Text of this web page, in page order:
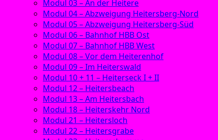
Modul 03 – An der Heitere
Modul 04 – Abzweigung Heitersberg-Nord
Modul 05 – Abzweigung Heitersberg-Süd
Modul 06 – Bahnhof HBB Ost
Modul 07 – Bahnhof HBB West
Modul 08 – Vor dem Heiterenhof
Modul 09 – Im Heiterswald
Modul 10 + 11 – Heiterseck I + II
Modul 12 – Heitersbeach
Modul 13 – Am Heitersbach
Modul 18 – Heiterskehr Nord
Modul 21 – Heitersloch
Modul 22 – Heitersgrabe